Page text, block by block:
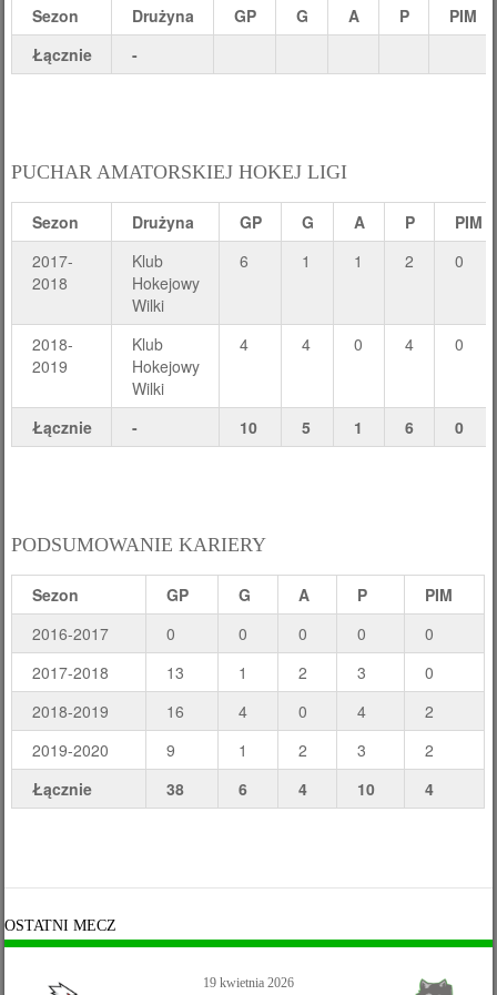
Sezon Drużyna GP G A P
PIM
Łącznie
-
PUCHAR AMATORSKIEJ HOKEJ LIGI
Sezon Drużyna GP G A P
PIM
2017-
2018
Klub
Hokejowy
Wilki
6 1 1 2 0
2018-
2019
Klub
Hokejowy
Wilki
4 4 0 4 0
Łącznie - 10 5 1 6 0
PODSUMOWANIE KARIERY
Sezon GP G A P
PIM
2016-2017
0 0 0 0
0
2017-2018
13 1 2 3
0
2018-2019
16 4 0 4
2
2019-2020
9 1 2 3
2
Łącznie
38 6 4 10 4
OSTATNI MECZ
19 kwietnia 2026